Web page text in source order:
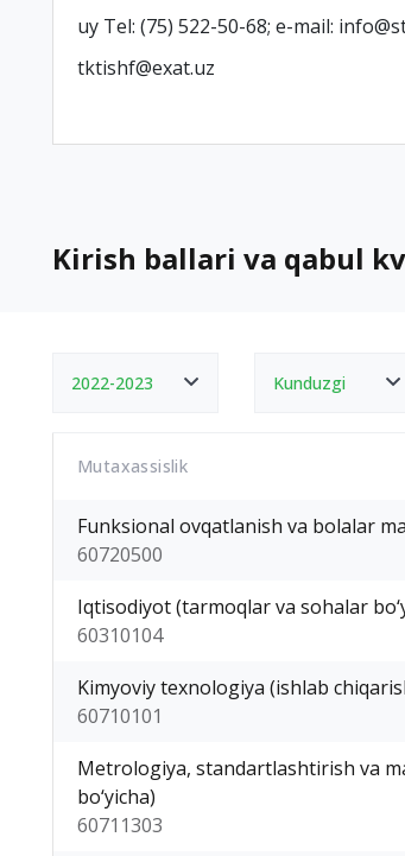
uy Теl: (75) 522-50-68; е-mail:
tktishf@exat.uz
Kirish ballari va qabul
2022-2023 Kunduzgi
Mutaxassislik
Funksional ovqatlanish va bolalar
60720500
Iqtisodiyot (tarmoqlar va sohalar
60310104
Kimyoviy texnologiya (ishlab
60710101
Metrologiya, standartlashtirish va
bo‘yicha)
60711303